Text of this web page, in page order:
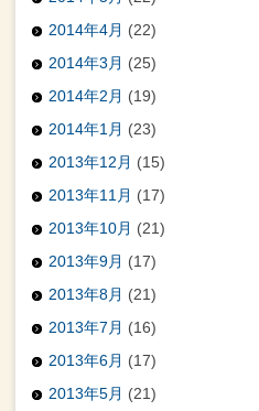
2014年4月 (22)
2014年3月 (25)
2014年2月 (19)
2014年1月 (23)
2013年12月 (15)
2013年11月 (17)
2013年10月 (21)
2013年9月 (17)
2013年8月 (21)
2013年7月 (16)
2013年6月 (17)
2013年5月 (21)